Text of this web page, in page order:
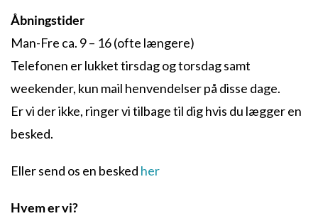
Åbningstider
Man-Fre ca. 9 – 16 (ofte længere)
Telefonen er lukket tirsdag og torsdag samt
weekender, kun mail henvendelser på disse dage.
Er vi der ikke, ringer vi tilbage til dig hvis du lægger en
besked.
Eller send os en besked her
Hvem er vi?